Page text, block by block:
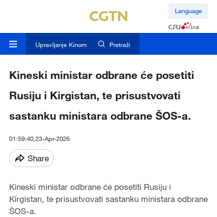
Language
Upravljanje Kinom Pretraži
Kineski ministar odbrane će posetiti
Rusiju i Kirgistan, te prisustvovati
sastanku ministara odbrane ŠOS-a.
01:59:40,23-Apr-2026
Share
Kineski ministar odbrane će posetiti Rusiju i
Kirgistan, te prisustvovati sastanku ministara odbrane
ŠOS-a.